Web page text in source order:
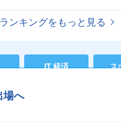
ンキングをもっと見る
IT 経済 ス
場へ